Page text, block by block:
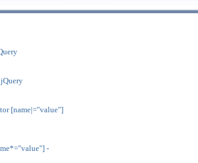
[name|="value"]
-